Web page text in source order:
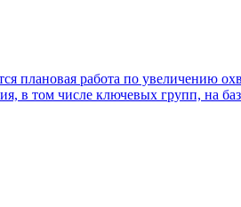
плановая работа по увеличению
в том числе ключевых групп, на